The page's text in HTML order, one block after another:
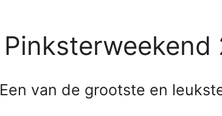
Een van de grootste en